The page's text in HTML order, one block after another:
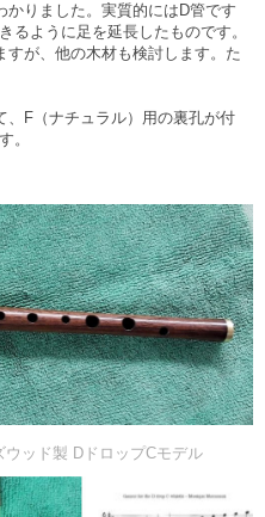
りました。実質的にはD管です
るように足を延長したものです。
が、他の木材も検討します。た
、F（ナチュラル）用の裏孔が付
。
ッド製 DドロップCモデル